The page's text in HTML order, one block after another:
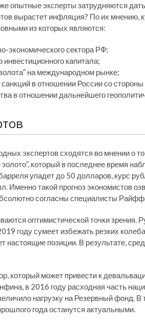
опытные эксперты затрудняются
вырастет инфляция? По их мнению,
из которых являются:
экономического сектора РФ;
инвестиционного капитала;
на международном рынке;
в отношении России со
в отношении дальнейшего
экспертов сходятся во мнении о
золото”, который в последнее время
упадет до 50 долларов, курс
Именно такой прогноз экономистов
согласны специалисты
оптимистической точки зрения.
году сумеет избежать резких
настоящие позиции. В результате,
который может привести к
в 2016 году расходная часть
нагрузку на Резервный фонд.
года останутся актуальными.